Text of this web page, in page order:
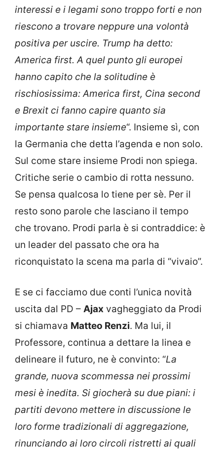
interessi e i legami sono troppo forti e non
riescono a trovare neppure una volontà
positiva per uscire. Trump ha detto:
America first. A quel punto gli europei
hanno capito che la solitudine è
rischiosissima: America first, Cina second
e Brexit ci fanno capire quanto sia
importante stare insieme“. Insieme sì, con
la Germania che detta l’agenda e non solo.
Sul come stare insieme Prodi non spiega.
Critiche serie o cambio di rotta nessuno.
Se pensa qualcosa lo tiene per sè. Per il
resto sono parole che lasciano il tempo
che trovano. Prodi parla è si contraddice: è
un leader del passato che ora ha
riconquistato la scena ma parla di “vivaio”.
E se ci facciamo due conti l’unica novità
uscita dal PD – Ajax vagheggiato da Prodi
si chiamava Matteo Renzi. Ma lui, il
Professore, continua a dettare la linea e
delineare il futuro, ne è convinto: “La
grande, nuova scommessa nei prossimi
mesi è inedita. Si giocherà su due piani: i
partiti devono mettere in discussione le
loro forme tradizionali di aggregazione,
rinunciando ai loro circoli ristretti ai quali